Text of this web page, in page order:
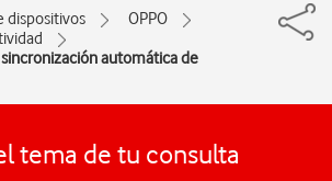
dispositivos
OPPO
automática de
tema de tu consulta